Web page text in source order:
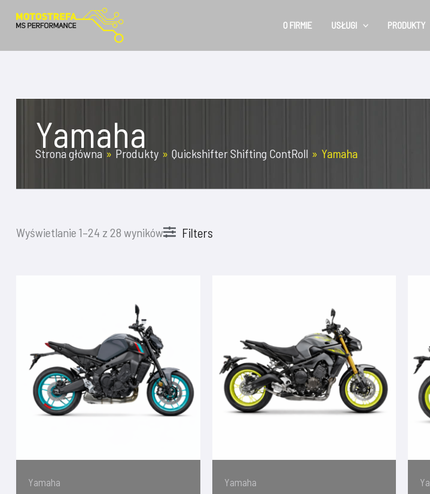
O FIRMIE USŁUGI PRODUKTY
Yamaha
Strona główna Produkty Quickshifter Shifting ContRoll Yamaha
Wyświetlanie 1–24 z 28 wyników Filters
Yamaha Yamaha